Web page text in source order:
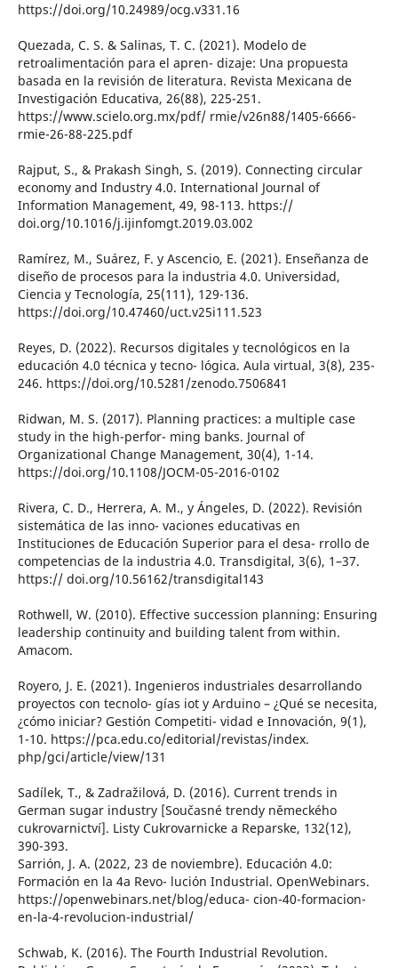
https://doi.org/10.24989/ocg.v331.16
Quezada, C. S. & Salinas, T. C. (2021). Modelo de
retroalimentación para el apren- dizaje: Una propuesta
basada en la revisión de literatura. Revista Mexicana de
Investigación Educativa, 26(88), 225-251.
https://www.scielo.org.mx/pdf/ rmie/v26n88/1405-6666-
rmie-26-88-225.pdf
Rajput, S., & Prakash Singh, S. (2019). Connecting circular
economy and Industry 4.0. International Journal of
Information Management, 49, 98-113. https://
doi.org/10.1016/j.ijinfomgt.2019.03.002
Ramírez, M., Suárez, F. y Ascencio, E. (2021). Enseñanza de
diseño de procesos para la industria 4.0. Universidad,
Ciencia y Tecnología, 25(111), 129-136.
https://doi.org/10.47460/uct.v25i111.523
Reyes, D. (2022). Recursos digitales y tecnológicos en la
educación 4.0 técnica y tecno- lógica. Aula virtual, 3(8), 235-
246. https://doi.org/10.5281/zenodo.7506841
Ridwan, M. S. (2017). Planning practices: a multiple case
study in the high-perfor- ming banks. Journal of
Organizational Change Management, 30(4), 1-14.
https://doi.org/10.1108/JOCM-05-2016-0102
Rivera, C. D., Herrera, A. M., y Ángeles, D. (2022). Revisión
sistemática de las inno- vaciones educativas en
Instituciones de Educación Superior para el desa- rrollo de
competencias de la industria 4.0. Transdigital, 3(6), 1–37.
https:// doi.org/10.56162/transdigital143
Rothwell, W. (2010). Effective succession planning: Ensuring
leadership continuity and building talent from within.
Amacom.
Royero, J. E. (2021). Ingenieros industriales desarrollando
proyectos con tecnolo- gías iot y Arduino – ¿Qué se necesita,
¿cómo iniciar? Gestión Competiti- vidad e Innovación, 9(1),
1-10. https://pca.edu.co/editorial/revistas/index.
php/gci/article/view/131
Sadílek, T., & Zadražilová, D. (2016). Current trends in
German sugar industry [Současné trendy německého
cukrovarnictví]. Listy Cukrovarnicke a Reparske, 132(12),
390-393.
Sarrión, J. A. (2022, 23 de noviembre). Educación 4.0:
Formación en la 4a Revo- lución Industrial. OpenWebinars.
https://openwebinars.net/blog/educa- cion-40-formacion-
en-la-4-revolucion-industrial/
Schwab, K. (2016). The Fourth Industrial Revolution.